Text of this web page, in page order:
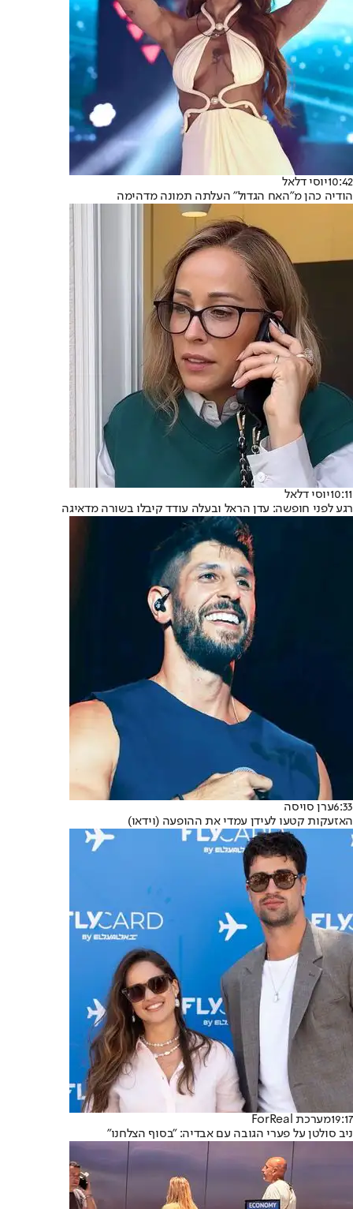
10:42יוסי דלאל
הודיה כהן מ"האח הגדול" העלתה תמונה מדהימה
10:11יוסי דלאל
רגע לפני חופשה: עדן הראל ובעלה עודד קיבלו בשורה מדאיגה
6:33ערן סויסה
האזעקות קטעו לעידן עמדי את ההופעה (וידאו)
19:17מערכת ForReal
ניב סולטן על פערי הגובה עם אבדיה: "בסוף הצלחנו"